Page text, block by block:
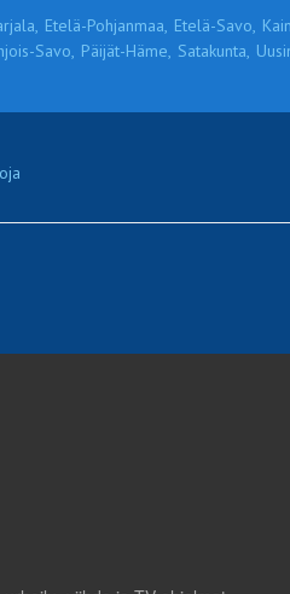
Etelä-Pohjanmaa, Etelä-Savo,
Savo, Päijät-Häme, Satakunta,